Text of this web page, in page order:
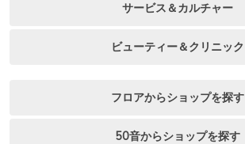
サービス＆カルチャー
ビューティー＆クリニック
フロアからショップを探す
50音からショップを探す